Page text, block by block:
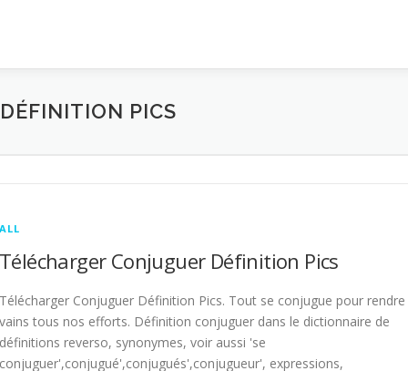
PICS
ALL
Télécharger Conjuguer Définition Pics
Télécharger Conjuguer Définition Pics. Tout se conjugue pour rendre
vains tous nos efforts. Définition conjuguer dans le dictionnaire de
définitions reverso, synonymes, voir aussi 'se
conjuguer',conjugué',conjugués',conjugueur', expressions,